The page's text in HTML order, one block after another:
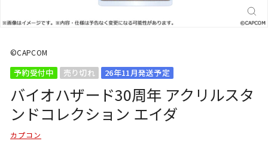
閉
じ
©CAPCOM
予約受付中 売り切れ 26年11月発送予定
バイオハザード30周年 アクリルスタ
ンドコレクション エイダ
カプコン